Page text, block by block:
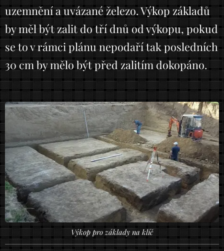
uzemnění a uvázané železo. Výkop základů
by měl být zalit do tří dnů od výkopu, pokud
se to v rámci plánu nepodaří tak posledních
30 cm by mělo být před zalitím dokopáno.
Výkop pro základy na klíč